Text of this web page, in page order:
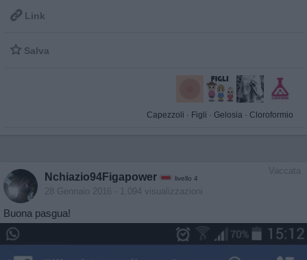
 Link
 Salva
Capezzoli · Figli · Gelosia · Cloroformio
Vaccata
Nchiazio94Figapower livello 4
28 Gennaio 2016 - 1.094 visualizzazioni
Buona pasgua!